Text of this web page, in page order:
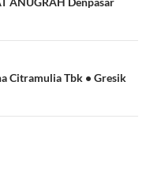
Citramulia Tbk • Gresik